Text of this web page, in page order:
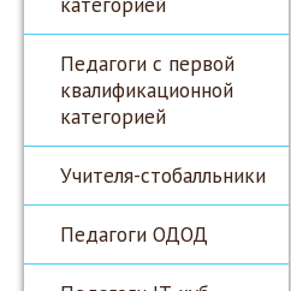
Педагоги с первой
квалификационной
категорией
Учителя-стобалльники
Педагоги ОДОД